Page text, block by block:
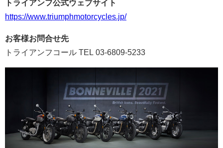
トライアンフ公式ウェブサイト
https://www.triumphmotorcycles.jp/
お客様お問合せ先
トライアンフコール TEL 03-6809-5233